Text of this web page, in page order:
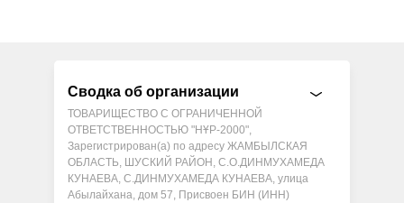
Сводка об организации
ТОВАРИЩЕСТВО С ОГРАНИЧЕННОЙ
ОТВЕТСТВЕННОСТЬЮ "НҰР-2000",
Зарегистрирован(а) по адресу ЖАМБЫЛСКАЯ
ОБЛАСТЬ, ШУСКИЙ РАЙОН, С.О.ДИНМУХАМЕДА
КУНАЕВА, С.ДИНМУХАМЕДА КУНАЕВА, улица
Абылайхана, дом 57, Присвоен БИН (ИНН)